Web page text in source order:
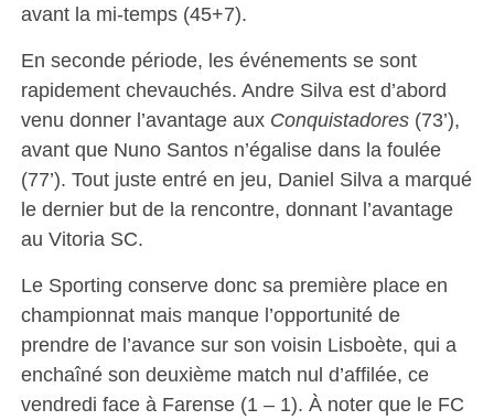
avant la mi-temps (45+7).
En seconde période, les événements se sont
rapidement chevauchés. Andre Silva est d’abord
venu donner l’avantage aux Conquistadores(73’),
avant que Nuno Santos n’égalise dans la foulée
(77’). Tout juste entré en jeu, Daniel Silva a marqué
le dernier but de la rencontre, donnant l’avantage
au Vitoria SC.
Le Sporting conserve donc sa première place en
championnat mais manque l’opportunité de
prendre de l’avance sur son voisin Lisboète, qui a
enchaîné son deuxième match nul d’affilée, ce
vendredi face à Farense (1 – 1). À noter que le FC